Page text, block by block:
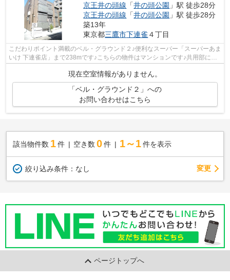
京王井の頭線 「井の頭公園 」駅 徒歩28分
京王井の頭線 「井の頭公園 」駅 徒歩28分
築13年
東京都三鷹市下連雀 ４丁目
こだわりポイント満載のベル・グラウンド２♪便利なスーパー「スーパーあま
いけ 下連雀店」まで238mです♪こちらの物件はマンションです♪共用部に住
民専用のゴミ置き場を設置しているの...
現在空室情報がありません。
「ベル・グラウンド２」への
お問い合わせはこちら
該当物件数 1件 空き数 0 件 1～1 件を表示
絞り込み条件： なし 変更
ページトップへ